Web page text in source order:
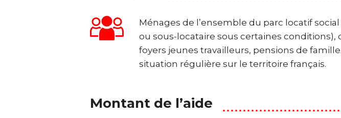
Ménages de l’ensemble du parc locatif
ou sous-locataire sous certaines
foyers jeunes travailleurs, pensions de
situation régulière sur le territoire français.
Montant de l’aide